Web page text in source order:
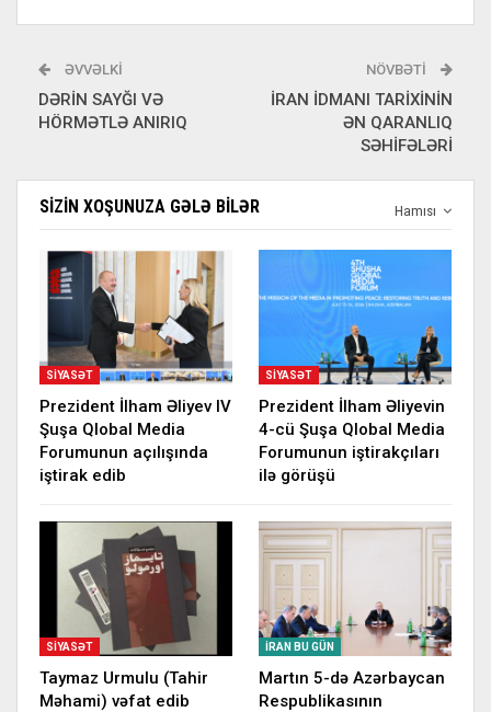
ƏVVƏLKI
DƏRİN SAYĞI VƏ
HÖRMƏTLƏ ANIRIQ
NÖVBƏTI
İRAN İDMANI TARİXİNİN
ƏN QARANLIQ
SƏHİFƏLƏRİ
Hamısı
SIZIN XOŞUNUZA GƏLƏ BILƏR
SIYASƏT
Prezident İlham Əliyev IV
Şuşa Qlobal Media
Forumunun açılışında
iştirak edib
SIYASƏT
Prezident İlham Əliyevin
4-cü Şuşa Qlobal Media
Forumunun iştirakçıları
ilə görüşü
SIYASƏT
Taymaz Urmulu (Tahir
Məhami) vəfat edib
İRAN BU GÜN
Martın 5-də Azərbaycan
Respublikasının